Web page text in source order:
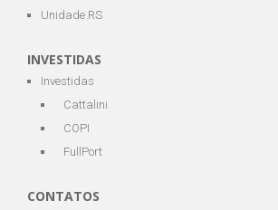
Unidade RS
INVESTIDAS
Investidas
Cattalini
COPI
FullPort
CONTATOS